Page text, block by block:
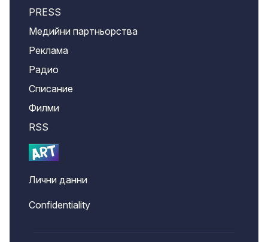
PRESS
Медийни партньорства
Реклама
Радио
Списание
Филми
RSS
Лични данни
Confidentiality